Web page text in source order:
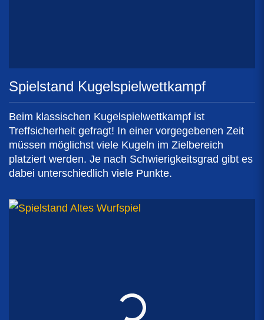
Spielstand Kugelspielwettkampf
Beim klassischen Kugelspielwettkampf ist
Treffsicherheit gefragt! In einer vorgegebenen Zeit
müssen möglichst viele Kugeln im Zielbereich
platziert werden. Je nach Schwierigkeitsgrad gibt es
dabei unterschiedlich viele Punkte.